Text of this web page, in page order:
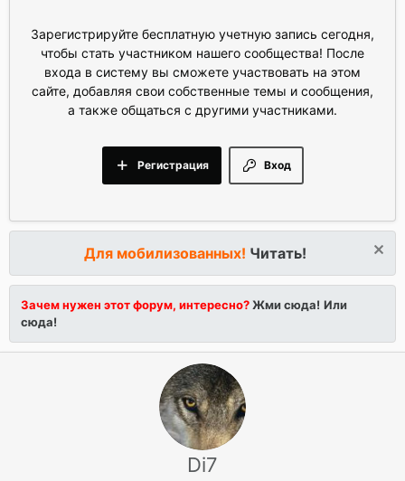
Зарегистрируйте бесплатную учетную запись сегодня,
чтобы стать участником нашего сообщества! После
входа в систему вы сможете участвовать на этом
сайте, добавляя свои собственные темы и сообщения,
а также общаться с другими участниками.
Вход
Регистрация
Для мобилизованных! Читать!
Зачем нужен этот форум, интересно?Жми сюда! Или
сюда!
Di7